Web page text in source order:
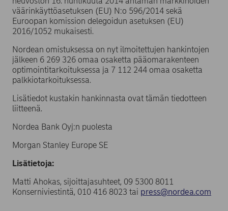
väärinkäyttöasetuksen (EU) N:o 596/2014 sekä
Euroopan komission delegoidun asetuksen (EU)
2016/1052 mukaisesti.
Nordean omistuksessa on nyt ilmoitettujen hankintojen
jälkeen 6 269 326 omaa osaketta pääomarakenteen
optimointitarkoituksessa ja 7 112 244 omaa osaketta
palkkiotarkoituksessa.
Lisätiedot kustakin hankinnasta ovat tämän tiedotteen
liitteenä.
Nordea Bank Oyj:n puolesta
Morgan Stanley Europe SE
Lisätietoja:
Matti Ahokas, sijoittajasuhteet, 09 5300 8011
Konserniviestintä, 010 416 8023 tai press@nordea.com